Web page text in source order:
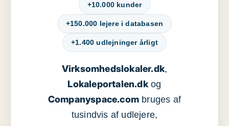
+10.000 kunder
+150.000 lejere i databasen
+1.400 udlejninger årligt
Virksomhedslokaler.dk,
Lokaleportalen.dkog
Companyspace.com bruges af
tusindvis af udlejere,